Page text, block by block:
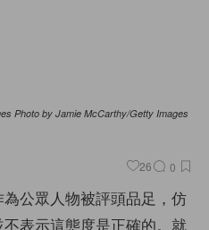
Photo by Jamie McCarthy/Getty Images
26 0
公眾人物被評頭品足，仿
表示這態度是正確的。就